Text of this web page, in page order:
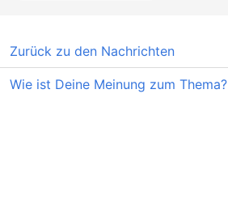
Zurück zu den Nachrichten
Wie ist Deine Meinung zum Thema?